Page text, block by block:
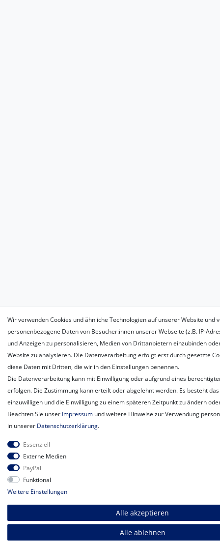
Wir verwenden Cookies und ähnliche Technologien auf unserer Website und
personenbezogene Daten von Besucher:innen unserer Webseite (z.B. IP-
und Anzeigen zu personalisieren, Medien von Drittanbietern einzubinden
Website zu analysieren. Die Datenverarbeitung erfolgt erst durch gesetzte
diese Daten mit Dritten, die wir in den Einstellungen benennen.
Die Datenverarbeitung kann mit Einwilligung oder aufgrund eines
erfolgen. Die Zustimmung kann erteilt oder abgelehnt werden. Es besteht das
einzuwilligen und die Einwilligung zu einem späteren Zeitpunkt zu ändern
Beachten Sie unser Impressum und weitere Hinweise zur Verwendung
in unserer Daten­schutz­erklärung.
Essenziell
Externe Medien
PayPal
Funktional
Weitere Einstellungen
Alle akzeptieren
Alle ablehnen